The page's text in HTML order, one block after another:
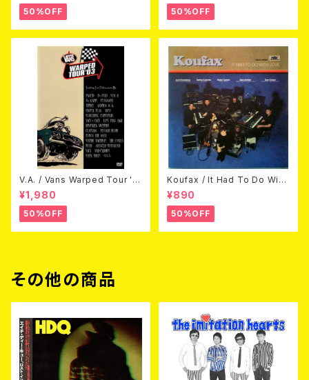
50%OFF 50%OFF
V.A. / Vans Warped Tour '0
3 (DVD)
¥1,980
50%OFF
Koufax / It Had To Do With
Love (CD)
¥890
50%OFF
その他の商品